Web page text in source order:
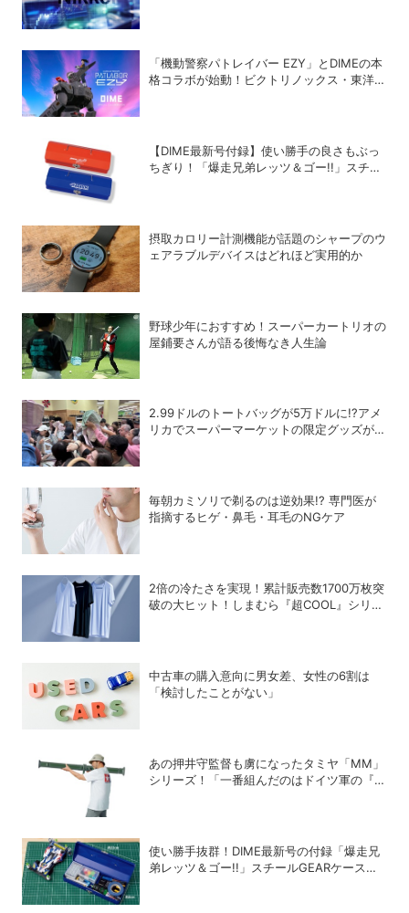
「機動警察パトレイバー EZY」とDIMEの本
格コラボが始動！ビクトリノックス・東洋ス
【DIME最新号付録】使い勝手の良さもぶっ
ちぎり！「爆走兄弟レッツ＆ゴー!!」スチー
摂取カロリー計測機能が話題のシャープのウ
ェアラブルデバイスはどれほど実用的か
野球少年におすすめ！スーパーカートリオの
屋鋪要さんが語る後悔なき人生論
2.99ドルのトートバッグが5万ドルに!?アメ
リカでスーパーマーケットの限定グッズが争
毎朝カミソリで剃るのは逆効果!? 専門医が
指摘するヒゲ・鼻毛・耳毛のNGケア
2倍の冷たさを実現！累計販売数1700万枚突
破の大ヒット！しまむら『超COOL』シリー
中古車の購入意向に男女差、女性の6割は
「検討したことがない」
あの押井守監督も虜になったタミヤ「MM」
シリーズ！「一番組んだのはドイツ軍の『IV
使い勝手抜群！DIME最新号の付録「爆走兄
弟レッツ＆ゴー!!」スチールGEARケースは